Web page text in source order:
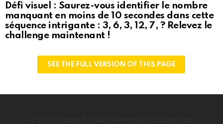
Défi visuel : Saurez-vous identifier le nombre
manquant en moins de 10 secondes dans cette
séquence intrigante : 3, 6, 3, 12, 7, ? Relevez le
challenge maintenant !
SEE THE FULL VERSION OF THIS PAGE